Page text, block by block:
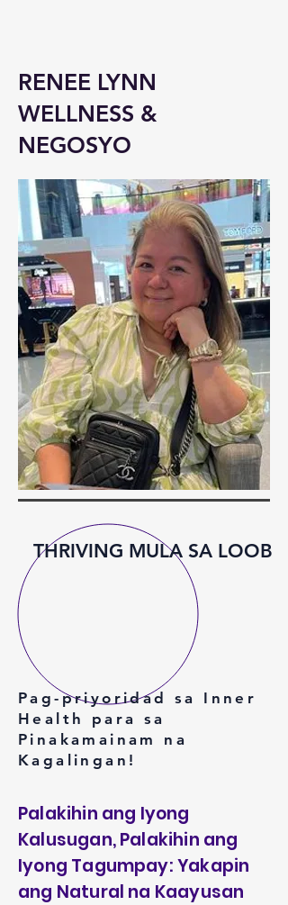
RENEE LYNN
WELLNESS &
NEGOSYO
THRIVING MULA SA LOOB
Pag-priyoridad sa Inner
Health para sa
Pinakamainam na
Kagalingan!
Palakihin ang Iyong
Kalusugan, Palakihin ang
Iyong Tagumpay: Yakapin
ang Natural na Kaayusan